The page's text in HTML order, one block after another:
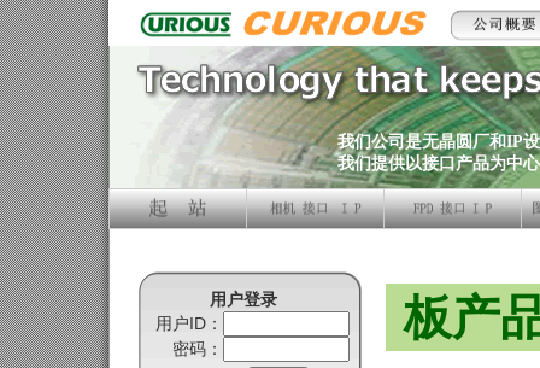
我们公司是无晶圆厂和IP
我们提供以接口产品为中
用户登录
用户ID：
密码：
板产